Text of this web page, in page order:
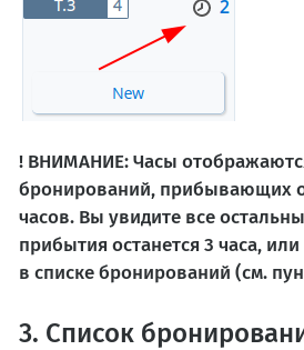
! ВНИМАНИЕ: Часы
бронирований, прибывающих
часов. Вы увидите все
прибытия останется 3 часа,
в списке бронирований (см.
3. Список